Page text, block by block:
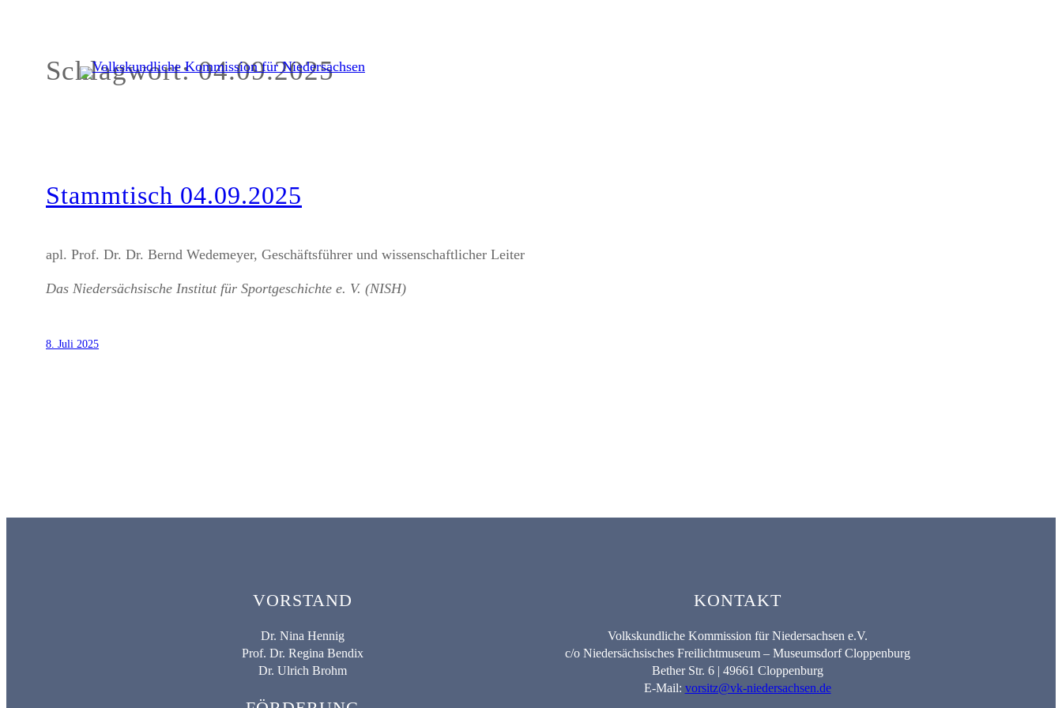
Schlagwort:04.09.2025
Stammtisch 04.09.2025
apl. Prof. Dr. Dr. Bernd Wedemeyer, Geschäftsführer und wissenschaftlicher Leiter
Das Niedersächsische Institut für Sportgeschichte e. V. (NISH)
8. Juli 2025
VORSTAND
Dr. Nina Hennig
Prof. Dr. Regina Bendix
Dr. Ulrich Brohm
KONTAKT
Volkskundliche Kommission für Niedersachsen e.V.
c/o Niedersächsisches Freilichtmuseum – Museumsdorf Cloppenburg
Bether Str. 6 | 49661 Cloppenburg
E-Mail: vorsitz@vk-niedersachsen.de